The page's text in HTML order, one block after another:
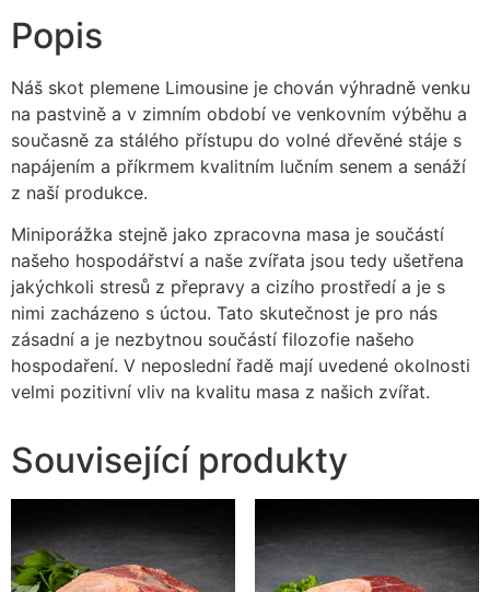
Popis
Náš skot plemene Limousine je chován výhradně venku
na pastvině a v zimním období ve venkovním výběhu a
současně za stálého přístupu do volné dřevěné stáje s
napájením a příkrmem kvalitním lučním senem a senáží
z naší produkce.
Miniporážka stejně jako zpracovna masa je součástí
našeho hospodářství a naše zvířata jsou tedy ušetřena
jakýchkoli stresů z přepravy a cizího prostředí a je s
nimi zacházeno s úctou. Tato skutečnost je pro nás
zásadní a je nezbytnou součástí filozofie našeho
hospodaření. V neposlední řadě mají uvedené okolnosti
velmi pozitivní vliv na kvalitu masa z našich zvířat.
Související produkty